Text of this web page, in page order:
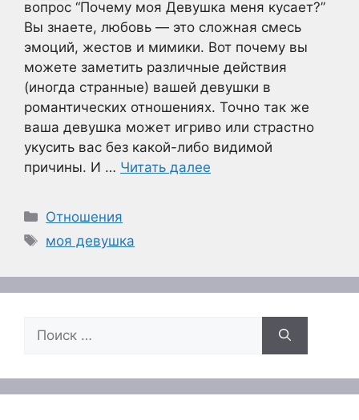
вопрос “Почему моя Девушка меня кусает?”
Вы знаете, любовь — это сложная смесь
эмоций, жестов и мимики. Вот почему вы
можете заметить различные действия
(иногда странные) вашей девушки в
романтических отношениях. Точно так же
ваша девушка может игриво или страстно
укусить вас без какой-либо видимой
причины. И … Читать далее
Рубрики
Отношения
Метки
моя девушка
Поиск: